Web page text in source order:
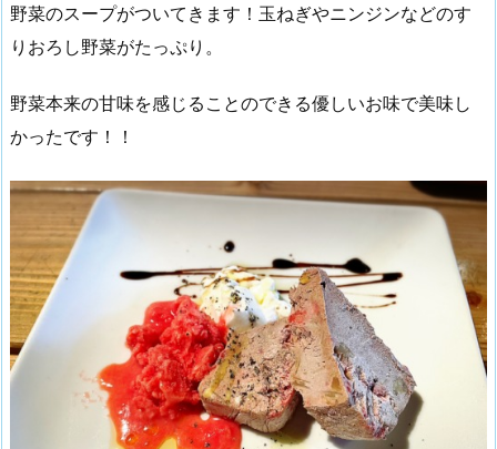
野菜のスープがついてきます！玉ねぎやニンジンなどのす
りおろし野菜がたっぷり。
野菜本来の甘味を感じることのできる優しいお味で美味し
かったです！！